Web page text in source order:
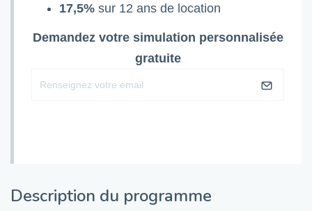
17,5% sur 12 ans de location
Demandez votre simulation personnalisée
gratuite
Description du programme